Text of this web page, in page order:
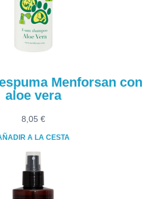
elegir
en
la
página
Menforsan con
aloe vera
8,05 €
A LA CESTA